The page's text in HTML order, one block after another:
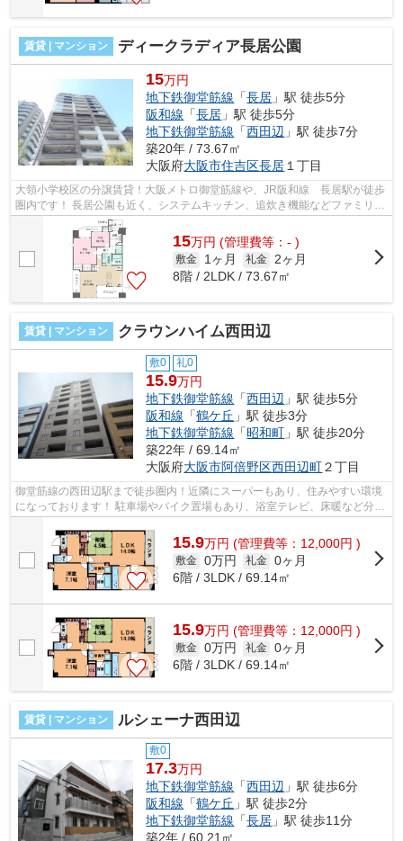
賃貸 | マンション ディークラディア長居公園
15万円
地下鉄御堂筋線 「長居 」駅 徒歩5分
阪和線 「長居 」駅 徒歩5分
地下鉄御堂筋線 「西田辺 」駅 徒歩7分
築20年 / 73.67㎡
大阪府大阪市住吉区長居 １丁目
大領小学校区の分譲賃貸！大阪メトロ御堂筋線や、JR阪和線 長居駅が徒歩
圏内です！ 長居公園も近く、システムキッチン、追炊き機能などファミリー
のお客様にオススメです！ ■□■□■□■...
15万円 (管理費等：- )
敷金 1ヶ月 礼金 2ヶ月
8階 / 2LDK / 73.67㎡
賃貸 | マンション クラウンハイム西田辺
敷0 礼0
15.9万円
地下鉄御堂筋線 「西田辺 」駅 徒歩5分
阪和線 「鶴ケ丘 」駅 徒歩3分
地下鉄御堂筋線 「昭和町 」駅 徒歩20分
築22年 / 69.14㎡
大阪府大阪市阿倍野区西田辺町２丁目
御堂筋線の西田辺駅まで徒歩圏内！近隣にスーパーもあり、住みやすい環境
になっております！ 駐車場やバイク置場もあり、浴室テレビ、床暖など分譲
クラスの設備になっております！ ■...
15.9万円 (管理費等：12,000円 )
敷金 0万円 礼金 0ヶ月
6階 / 3LDK / 69.14㎡
15.9万円 (管理費等：12,000円 )
敷金 0万円 礼金 0ヶ月
6階 / 3LDK / 69.14㎡
賃貸 | マンション ルシェーナ西田辺
敷0
17.3万円
地下鉄御堂筋線 「西田辺 」駅 徒歩6分
阪和線 「鶴ケ丘 」駅 徒歩2分
地下鉄御堂筋線 「長居 」駅 徒歩11分
築2年 / 60.21㎡